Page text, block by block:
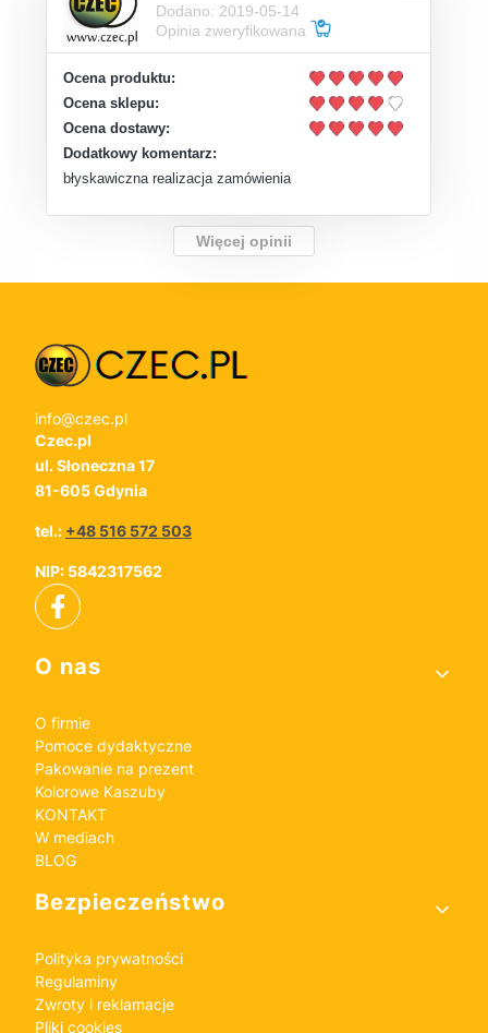
Dodano: 2019-05-14
Opinia zweryfikowana
Ocena produktu:
Ocena sklepu:
Ocena dostawy:
Dodatkowy komentarz:
błyskawiczna realizacja zamówienia
Więcej opinii
info@czec.pl
Czec.pl
ul. Słoneczna 17
81-605 Gdynia
tel.: +48 516 572 503
NIP: 5842317562
Linki w stopce
O nas
O firmie
Pomoce dydaktyczne
Pakowanie na prezent
Kolorowe Kaszuby
KONTAKT
W mediach
BLOG
Bezpieczeństwo
Polityka prywatności
Regulaminy
Zwroty i reklamacje
Pliki cookies